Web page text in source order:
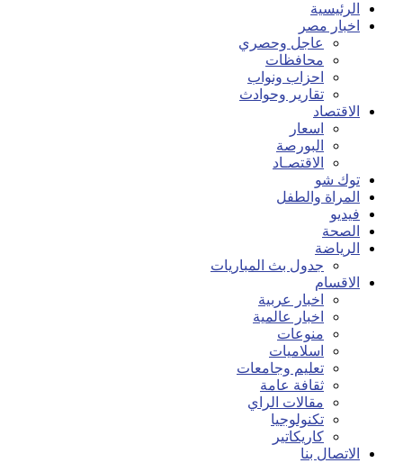
الرئيسية
اخبار مصر
عاجل وحصري
محافظات
احزاب ونواب
تقارير وحوادث
الاقتصاد
اسعار
البورصة
الاقتصـاد
توك شو
المراة والطفل
فيديو
الصحة
الرياضة
جدول بث المباريات
الاقسام
اخبار عربية
اخبار عالمية
منوعات
اسلاميات
تعليم وجامعات
ثقافة عامة
مقالات الراي
تكنولوجيا
كاريكاتير
الاتصال بنا